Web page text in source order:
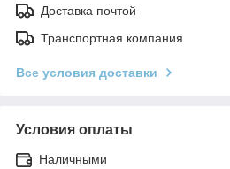
Доставка почтой
Транспортная компания
Все условия доставки
Условия оплаты
Наличными